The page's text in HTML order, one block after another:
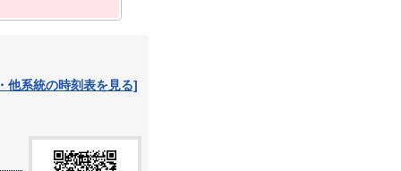
他系統の時刻表を見る]